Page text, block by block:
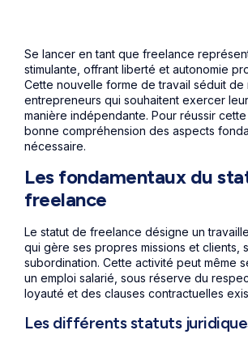
Se lancer en tant que freelance
stimulante, offrant liberté et autonomie
Cette nouvelle forme de travail séduit de
entrepreneurs qui souhaitent exercer
manière indépendante. Pour réussir
bonne compréhension des aspects
nécessaire.
Les fondamentaux du
freelance
Le statut de freelance désigne un
qui gère ses propres missions et clients,
subordination. Cette activité peut même
un emploi salarié, sous réserve du
loyauté et des clauses contractuelles
Les différents statuts